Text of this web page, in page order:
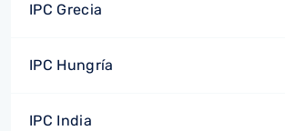
IPC Grecia
IPC Hungría
IPC India